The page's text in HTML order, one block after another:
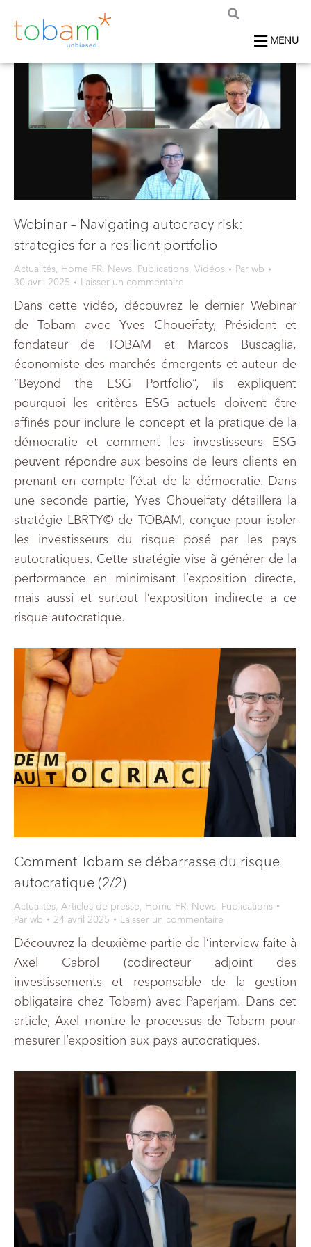
MENU
Webinar – Navigating autocracy risk:
strategies for a resilient portfolio
Actualités, Home FR, News, Publications, Vidéos Par wb
30 avril 2025
Laisser un commentaire
Dans cette vidéo, découvrez le dernier Webinar
de Tobam avec Yves Choueifaty, Président et
fondateur de TOBAM et Marcos Buscaglia,
économiste des marchés émergents et auteur de
“Beyond the ESG Portfolio”, ils expliquent
pourquoi les critères ESG actuels doivent être
affinés pour inclure le concept et la pratique de la
démocratie et comment les investisseurs ESG
peuvent répondre aux besoins de leurs clients en
prenant en compte l’état de la démocratie. Dans
une seconde partie, Yves Choueifaty détaillera la
stratégie LBRTY© de TOBAM, conçue pour isoler
les investisseurs du risque posé par les pays
autocratiques. Cette stratégie vise à générer de la
performance en minimisant l’exposition directe,
mais aussi et surtout l’exposition indirecte a ce
risque autocratique.
Comment Tobam se débarrasse du risque
autocratique (2/2)
Actualités, Articles de presse, Home FR, News, Publications
Par wb 24 avril 2025 Laisser un commentaire
Découvrez la deuxième partie de l’interview faite à
Axel Cabrol (codirecteur adjoint des
investissements et responsable de la gestion
obligataire chez Tobam) avec Paperjam. Dans cet
article, Axel montre le processus de Tobam pour
mesurer l’exposition aux pays autocratiques.